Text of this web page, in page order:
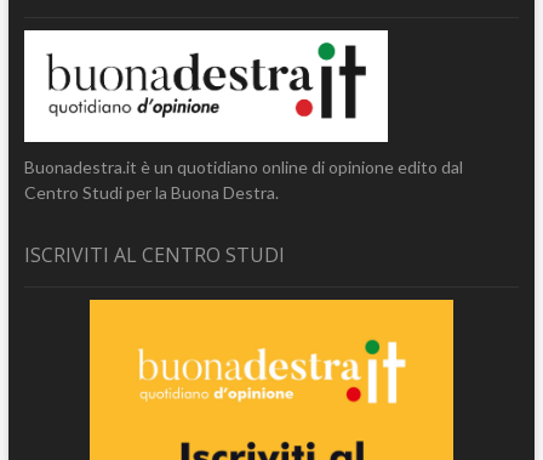
Buonadestra.it è un quotidiano online di opinione edito dal
Centro Studi per la Buona Destra.
ISCRIVITI AL CENTRO STUDI